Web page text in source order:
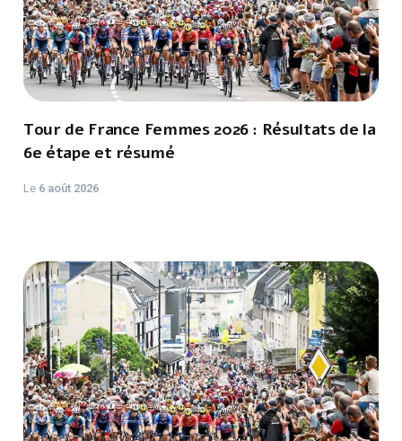
Tour de France Femmes 2026 : Résultats de la
6e étape et résumé
Le 6 août 2026